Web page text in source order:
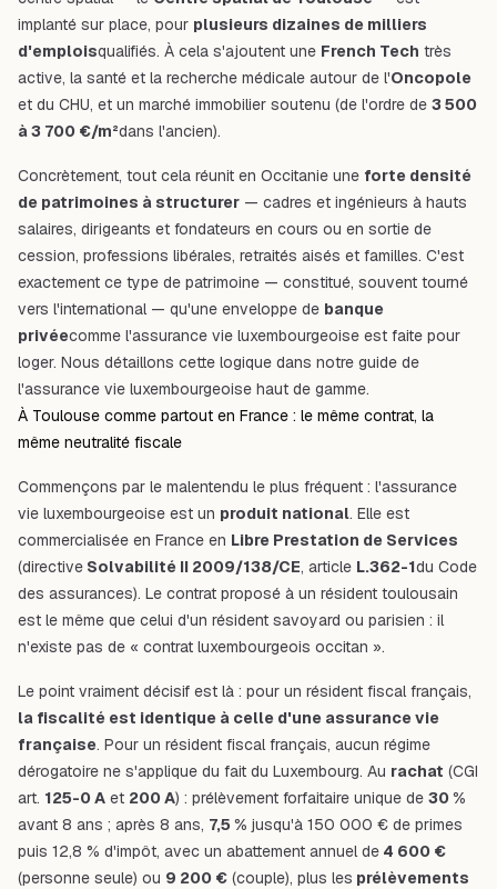
implanté sur place, pour plusieurs dizaines de milliers
d'emploisqualifiés. À cela s'ajoutent une French Tech très
active, la santé et la recherche médicale autour de l'Oncopole
et du CHU, et un marché immobilier soutenu (de l'ordre de 3 500
à 3 700 €/m²dans l'ancien).
Concrètement, tout cela réunit en Occitanie une forte densité
de patrimoines à structurer — cadres et ingénieurs à hauts
salaires, dirigeants et fondateurs en cours ou en sortie de
cession, professions libérales, retraités aisés et familles. C'est
exactement ce type de patrimoine — constitué, souvent tourné
vers l'international — qu'une enveloppe de banque
privéecomme l'assurance vie luxembourgeoise est faite pour
loger. Nous détaillons cette logique dans notre guide de
l'assurance vie luxembourgeoise haut de gamme.
À Toulouse comme partout en France : le même contrat, la
même neutralité fiscale
Commençons par le malentendu le plus fréquent : l'assurance
vie luxembourgeoise est un produit national. Elle est
commercialisée en France en Libre Prestation de Services
(directive Solvabilité II 2009/138/CE, article L.362-1du Code
des assurances). Le contrat proposé à un résident toulousain
est le même que celui d'un résident savoyard ou parisien : il
n'existe pas de « contrat luxembourgeois occitan ».
Le point vraiment décisif est là : pour un résident fiscal français,
la fiscalité est identique à celle d'une assurance vie
française. Pour un résident fiscal français, aucun régime
dérogatoire ne s'applique du fait du Luxembourg. Au rachat (CGI
art. 125-0 A et 200 A) : prélèvement forfaitaire unique de 30 %
avant 8 ans ; après 8 ans, 7,5 % jusqu'à 150 000 € de primes
puis 12,8 % d'impôt, avec un abattement annuel de 4 600 €
(personne seule) ou 9 200 € (couple), plus les prélèvements